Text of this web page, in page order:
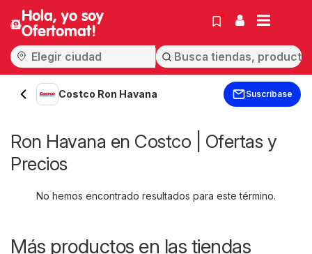
Hola, yo soy
Ofertomat!
Costco Ron Havana Suscríbase
Ron Havana en Costco | Ofertas y
Precios
No hemos encontrado resultados para este término.
Más productos en las tiendas